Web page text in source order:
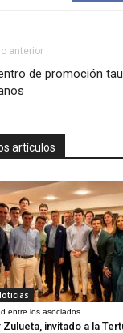
anterior
de promoción
artículos
entre los asociados
Zulueta, invitado a la